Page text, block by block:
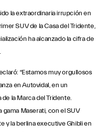
la extraordinaria irrupción en
SUV de la Casa del Tridente,
ha alcanzado la cifra de
“Estamos muy orgullosos
en Autovidal, en un
la Marca del Tridente.
Maserati, con el SUV
y la berlina executive Ghibli en